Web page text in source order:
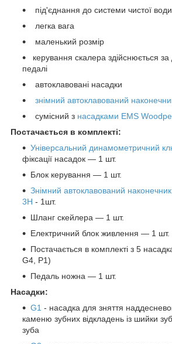
під'єднання до системи чистої води
легка вага
маленький розмір
керування скалера здійснюється
педалі
автоклавовані насадки
знімний автоклавований
сумісний з насадками EMS
Постачається в комплекті:
Універсальний динамометричний
фіксації насадок — 1 шт.
Блок керування — 1 шт.
Знімний автоклавований
3H - 1шт.
Шланг скейлера — 1 шт.
Електричний блок живлення — 1 шт.
Постачається в комплекті з 5
G4, P1)
Педаль ножна — 1 шт.
Насадки:
G1 - насадка для зняття
каменю зубних відкладень із шийки
зуба